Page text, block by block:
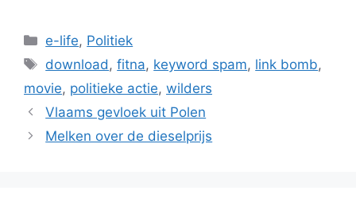
Categories
e-life, Politiek
Tags
download ,fitna, keyword spam, link bomb,
movie, politieke actie, wilders
Vlaams gevloek uit Polen
Melken over de dieselprijs